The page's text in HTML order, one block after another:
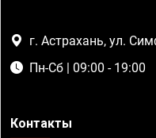
г. Астрахань, ул.
Пн-Сб | 09:00 - 19:00
Контакты